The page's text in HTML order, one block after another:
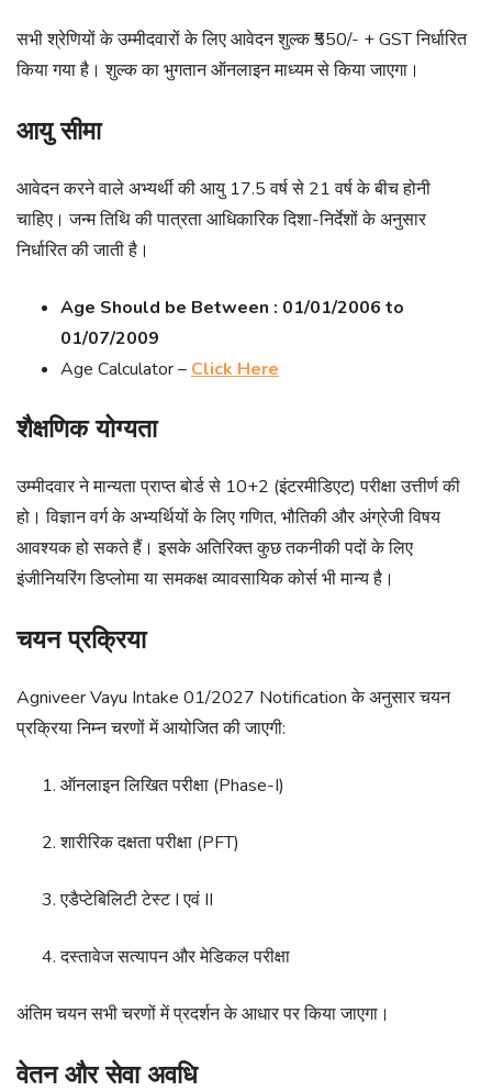
सभी श्रेणियों के उम्मीदवारों के लिए आवेदन शुल्क ₹550/- + GST निर्धारित
किया गया है। शुल्क का भुगतान ऑनलाइन माध्यम से किया जाएगा।
आयु सीमा
आवेदन करने वाले अभ्यर्थी की आयु 17.5 वर्ष से 21 वर्ष के बीच होनी
चाहिए। जन्म तिथि की पात्रता आधिकारिक दिशा-निर्देशों के अनुसार
निर्धारित की जाती है।
Age Should be Between : 01/01/2006 to
01/07/2009
Age Calculator – Click Here
शैक्षणिक योग्यता
उम्मीदवार ने मान्यता प्राप्त बोर्ड से 10+2 (इंटरमीडिएट) परीक्षा उत्तीर्ण की
हो। विज्ञान वर्ग के अभ्यर्थियों के लिए गणित, भौतिकी और अंग्रेजी विषय
आवश्यक हो सकते हैं। इसके अतिरिक्त कुछ तकनीकी पदों के लिए
इंजीनियरिंग डिप्लोमा या समकक्ष व्यावसायिक कोर्स भी मान्य है।
चयन प्रक्रिया
Agniveer Vayu Intake 01/2027 Notification के अनुसार चयन
प्रक्रिया निम्न चरणों में आयोजित की जाएगी:
ऑनलाइन लिखित परीक्षा (Phase-I)
शारीरिक दक्षता परीक्षा (PFT)
एडैप्टेबिलिटी टेस्ट I एवं II
दस्तावेज सत्यापन और मेडिकल परीक्षा
अंतिम चयन सभी चरणों में प्रदर्शन के आधार पर किया जाएगा।
वेतन और सेवा अवधि